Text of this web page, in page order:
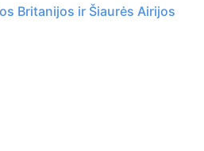
Britanijos ir Šiaurės Airijos